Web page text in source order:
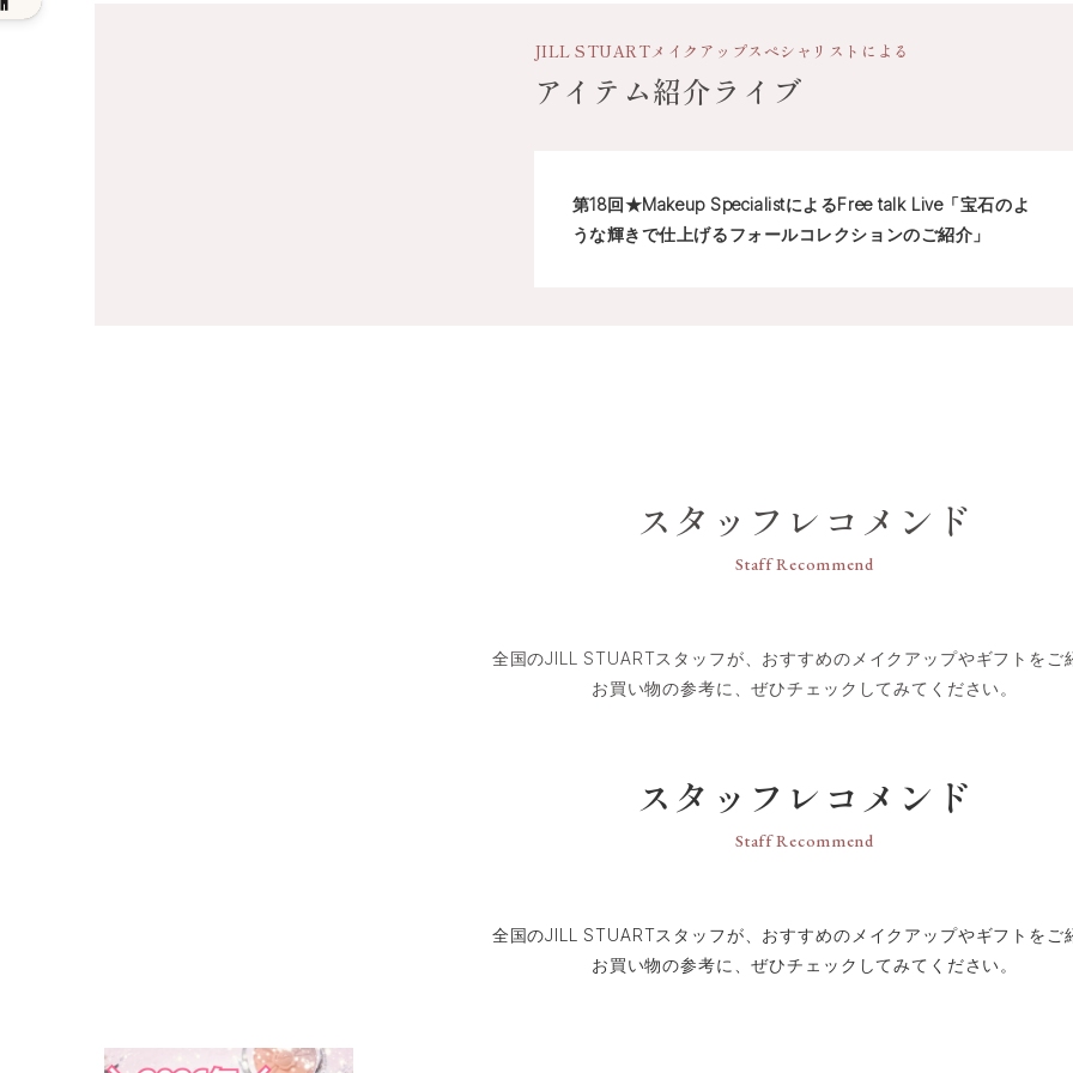
○ 24 orchid ornament
110 sunflower
JILL STUARTメイクアップスペシャリストによる
アイテム紹介ライブ
第18回★Makeup SpecialistによるFree talk Live「宝石のよ
うな輝きで仕上げるフォールコレクションのご紹介」
スタッフレコメンド
Staff Recommend
全国のJILL STUARTスタッフが、おすすめのメイクアップやギフトをご
スタッフレコメンド
Staff Recommend
全国のJILL STUARTスタッフが、おすすめのメイクアップやギフトをご